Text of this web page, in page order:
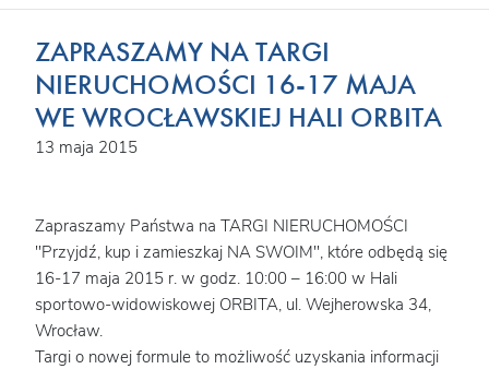
ZAPRASZAMY NA TARGI
NIERUCHOMOŚCI 16-17 MAJA
WE WROCŁAWSKIEJ HALI ORBITA
13 maja 2015
Zapraszamy Państwa na TARGI NIERUCHOMOŚCI
"Przyjdź, kup i zamieszkaj NA SWOIM", które odbędą się
16-17 maja 2015 r. w godz. 10:00 – 16:00 w Hali
sportowo-widowiskowej ORBITA, ul. Wejherowska 34,
Wrocław.
Targi o nowej formule to możliwość uzyskania informacji